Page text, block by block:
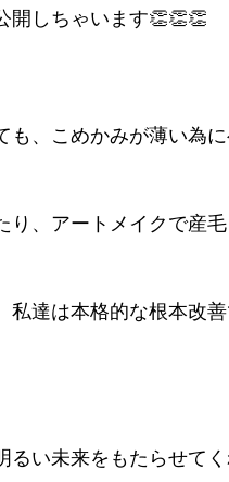
開しちゃいます👏👏👏
、こめかみが薄い為
り、アートメイクで産
私達は本格的な根本改
るい未来をもたらせてく